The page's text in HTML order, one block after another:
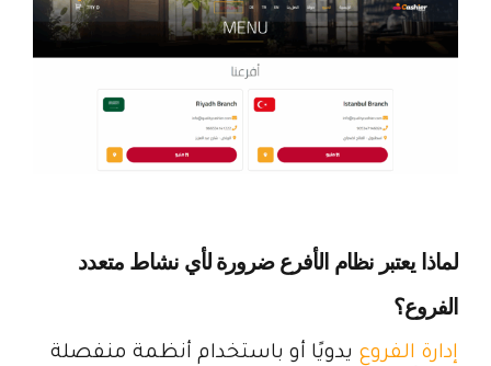
لماذا يعتبر نظام الأفرع ضرورة لأي نشاط متعدد
الفروع؟
إدارة الفروع يدويًا أو باستخدام أنظمة منفصلة